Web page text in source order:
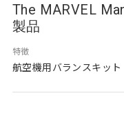
The MARVEL
製品
特徴
航空機用バランスキット